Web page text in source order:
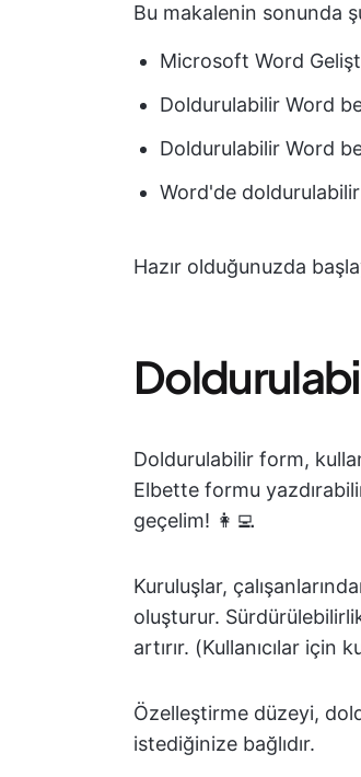
Bu makalenin sonunda
Microsoft Word
Doldurulabilir Word
Doldurulabilir Word
Word'de
Hazır olduğunuzda
Doldurulabilir form,
Elbette formu
geçelim! 👩‍💻
Kuruluşlar,
oluşturur.
artırır. (Kullanıcılar
Özelleştirme düzeyi,
istediğinize bağlıdır.